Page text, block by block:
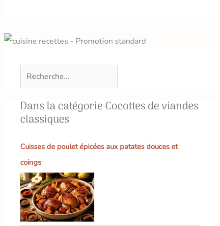
Dans la catégorie Cocottes de viandes
classiques
Cuisses de poulet épicées aux patates douces et
coings